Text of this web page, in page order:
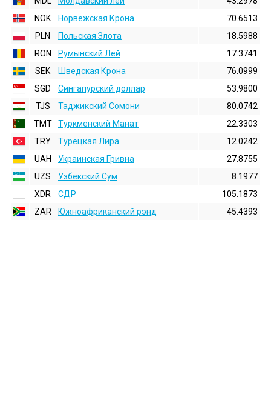
NOK
Норвежская Крона
70.6513
PLN
Польская Злота
18.5988
RON
Румынский Лей
17.3741
SEK
Шведская Крона
76.0999
SGD
Сингапурский доллар
53.9800
TJS
Таджикский Сомони
80.0742
TMT
Туркменский Манат
22.3303
TRY
Турецкая Лира
12.0242
UAH
Украинская Гривна
27.8755
UZS
Узбекский Сум
8.1977
XDR
СДР
105.1873
ZAR
Южноафриканский рэнд 45.4393